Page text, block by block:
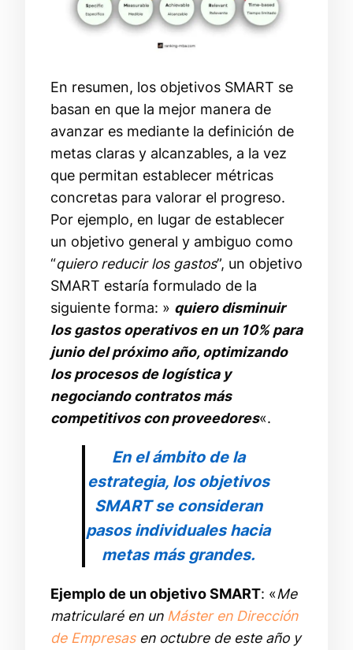
En resumen, los objetivos SMART se
basan en que la mejor manera de
avanzar es mediante la definición de
metas claras y alcanzables, a la vez
que permitan establecer métricas
concretas para valorar el progreso.
Por ejemplo, en lugar de establecer
un objetivo general y ambiguo como
“quiero reducir los gastos”, un objetivo
SMART estaría formulado de la
siguiente forma: » quiero disminuir
los gastos operativos en un 10% para
junio del próximo año, optimizando
los procesos de logística y
negociando contratos más
competitivos con proveedores«.
En el ámbito de la
estrategia, los objetivos
SMART se consideran
pasos individuales hacia
metas más grandes.
Ejemplo de un objetivo SMART: «Me
matricularé en un Máster en Dirección
de Empresasen octubre de este año y